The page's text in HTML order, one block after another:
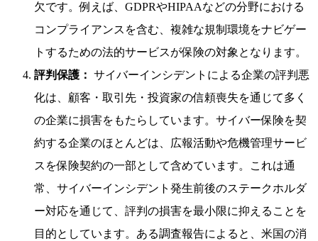
欠です。例えば、GDPRやHIPAAなどの分野における
コンプライアンスを含む、複雑な規制環境をナビゲー
トするための法的サービスが保険の対象となります。
評判保護： サイバーインシデントによる企業の評判悪
化は、顧客・取引先・投資家の信頼喪失を通じて多く
の企業に損害をもたらしています。サイバー保険を契
約する企業のほとんどは、広報活動や危機管理サービ
スを保険契約の一部として含めています。これは通
常、サイバーインシデント発生前後のステークホルダ
ー対応を通じて、評判の損害を最小限に抑えることを
目的としています。ある調査報告によると、米国の消